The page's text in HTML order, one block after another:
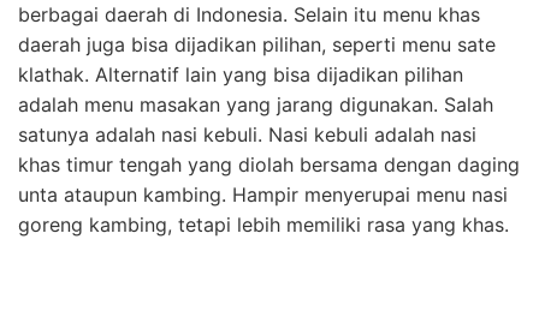
berbagai daerah di Indonesia. Selain itu menu khas
daerah juga bisa dijadikan pilihan, seperti menu sate
klathak. Alternatif lain yang bisa dijadikan pilihan
adalah menu masakan yang jarang digunakan. Salah
satunya adalah nasi kebuli. Nasi kebuli adalah nasi
khas timur tengah yang diolah bersama dengan daging
unta ataupun kambing. Hampir menyerupai menu nasi
goreng kambing, tetapi lebih memiliki rasa yang khas.